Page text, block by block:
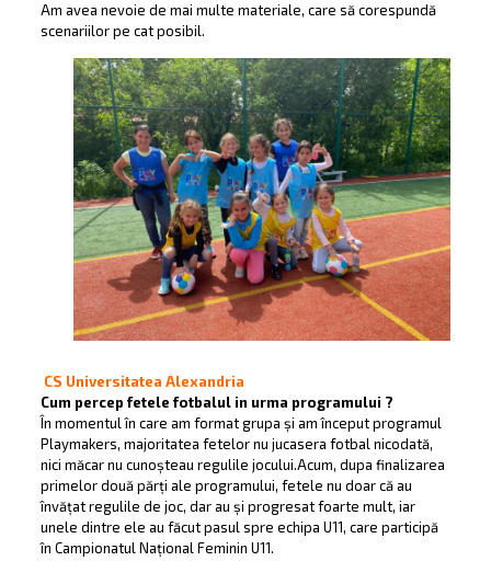
Am avea nevoie de mai multe materiale, care să corespundă
scenariilor pe cat posibil.
CS Universitatea Alexandria
Cum percep fetele fotbalul in urma programului ?
În momentul în care am format grupa și am început programul
Playmakers, majoritatea fetelor nu jucasera fotbal nicodată,
nici măcar nu cunoșteau regulile jocului.Acum, dupa finalizarea
primelor două părți ale programului, fetele nu doar că au
învățat regulile de joc, dar au și progresat foarte mult, iar
unele dintre ele au făcut pasul spre echipa U11, care participă
în Campionatul Național Feminin U11.